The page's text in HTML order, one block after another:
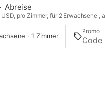
Abreise
pro Zimmer, für 2 Erwachsene ,
· 1 Zimmer
Promo